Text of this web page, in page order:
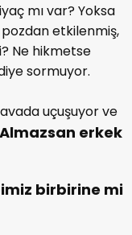
mı var? Yoksa
etkilenmiş,
Ne hikmetse
sormuyor.
uçuşuyor ve
erkek
birbirine mi